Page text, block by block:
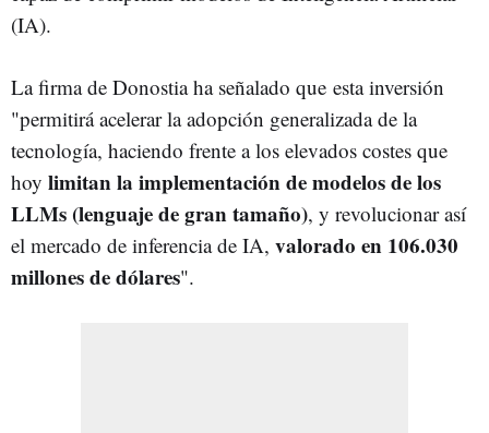
(IA).
La firma de Donostia ha señalado que esta inversión
"permitirá acelerar la adopción generalizada de la
tecnología, haciendo frente a los elevados costes que
hoy limitan la implementación de modelos de los
LLMs (lenguaje de gran tamaño), y revolucionar así
el mercado de inferencia de IA, valorado en 106.030
millones de dólares".